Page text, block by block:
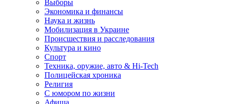
Выборы
Экономика и финансы
Наука и жизнь
Мобилизация в Украине
Происшествия и расследования
Культура и кино
Спорт
Техника, оружие, авто & Hi-Tech
Полицейская хроника
Религия
С юмором по жизни
Афиша